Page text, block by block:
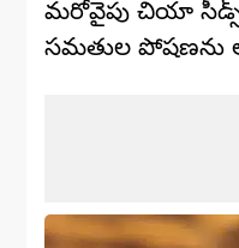
మరోవైపు చియా
సమతుల పోషణను